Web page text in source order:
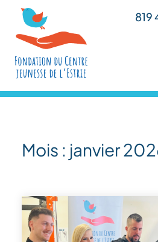
Skip
content
819
Mois : janvier